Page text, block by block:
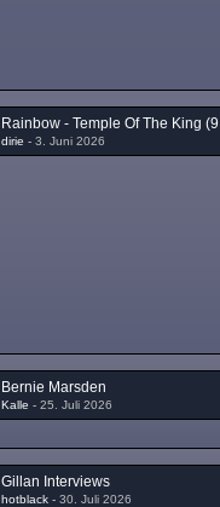
dirie -3. Juni 2026
Bernie Marsden
Kalle -25. Juli 2026
Gillan Interviews
hotblack -30. Juli 2026